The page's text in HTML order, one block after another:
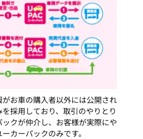
お車の購入者以外には公開され
採用しており、取引のやりとり
クが仲介し、お客様が実際にや
カーパックのみです。